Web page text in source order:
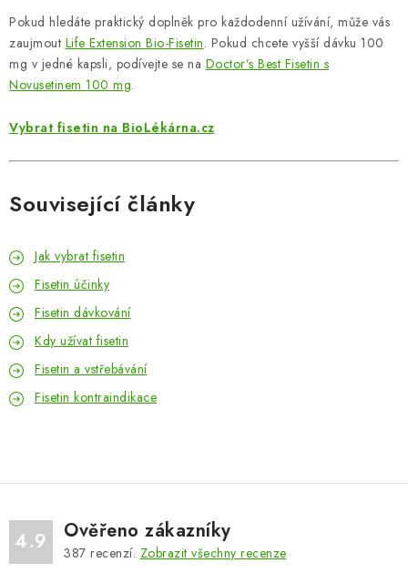
Pokud hledáte praktický doplněk pro každodenní užívání, může vás
zaujmout Life Extension Bio-Fisetin. Pokud chcete vyšší dávku 100
mg v jedné kapsli, podívejte se na Doctor’s Best Fisetin s
Novusetinem 100 mg.
Vybrat fisetin na BioLékárna.cz
Související články
Jak vybrat fisetin
Fisetin účinky
Fisetin dávkování
Kdy užívat fisetin
Fisetin a vstřebávání
Fisetin kontraindikace
4.9 Ověřeno zákazníky
387 recenzí. Zobrazit všechny recenze